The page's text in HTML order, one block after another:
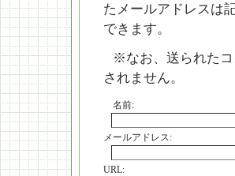
たメールアドレスは
できます。
※なお、送られた
されません。
名前:
メールアドレス:
URL: